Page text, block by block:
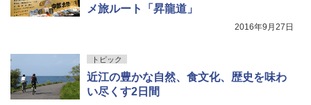
メ旅ルート「昇龍道」
2016年9月27日
トピック
近江の豊かな自然、食文化、歴史を味わ
い尽くす2日間